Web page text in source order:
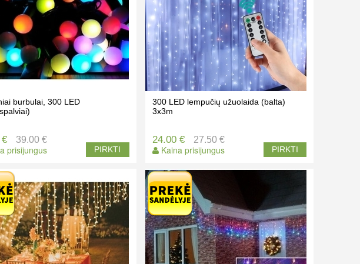
burbulai, 300 LED
prisijungus
39.00 €
PIRKTI
300 LED lempučių užuolaida (balta)
3x3m
24.00 €
Kaina prisijungus
27.50 €
PIRKTI